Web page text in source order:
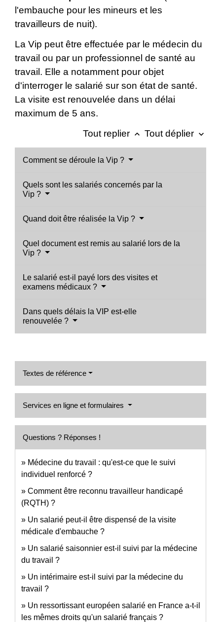
l'embauche pour les mineurs et les
travailleurs de nuit).
La Vip peut être effectuée par le médecin du
travail ou par un professionnel de santé au
travail. Elle a notamment pour objet
d'interroger le salarié sur son état de santé.
La visite est renouvelée dans un délai
maximum de 5 ans.
Tout replier keyboard_arrow_up Tout déplier keyboard_arrow_down
Comment se déroule la Vip ?
Quels sont les salariés concernés par la
Vip ?
Quand doit être réalisée la Vip ?
Quel document est remis au salarié lors de la
Vip ?
Le salarié est-il payé lors des visites et
examens médicaux ?
Dans quels délais la VIP est-elle
renouvelée ?
Textes de référence
Services en ligne et formulaires
Questions ? Réponses !
Médecine du travail : qu'est-ce que le suivi
individuel renforcé ?
Comment être reconnu travailleur handicapé
(RQTH) ?
Un salarié peut-il être dispensé de la visite
médicale d'embauche ?
Un salarié saisonnier est-il suivi par la médecine
du travail ?
Un intérimaire est-il suivi par la médecine du
travail ?
Un ressortissant européen salarié en France a-t-il
les mêmes droits qu'un salarié français ?